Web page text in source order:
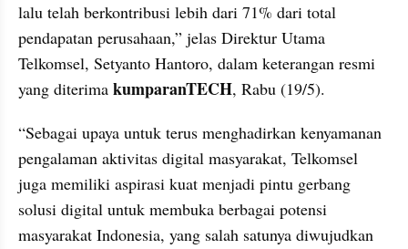
lalu telah berkontribusi lebih dari 71% dari total
pendapatan perusahaan,” jelas Direktur Utama
Telkomsel, Setyanto Hantoro, dalam keterangan resmi
yang diterima kumparanTECH, Rabu (19/5).
“Sebagai upaya untuk terus menghadirkan kenyamanan
pengalaman aktivitas digital masyarakat, Telkomsel
juga memiliki aspirasi kuat menjadi pintu gerbang
solusi digital untuk membuka berbagai potensi
masyarakat Indonesia, yang salah satunya diwujudkan